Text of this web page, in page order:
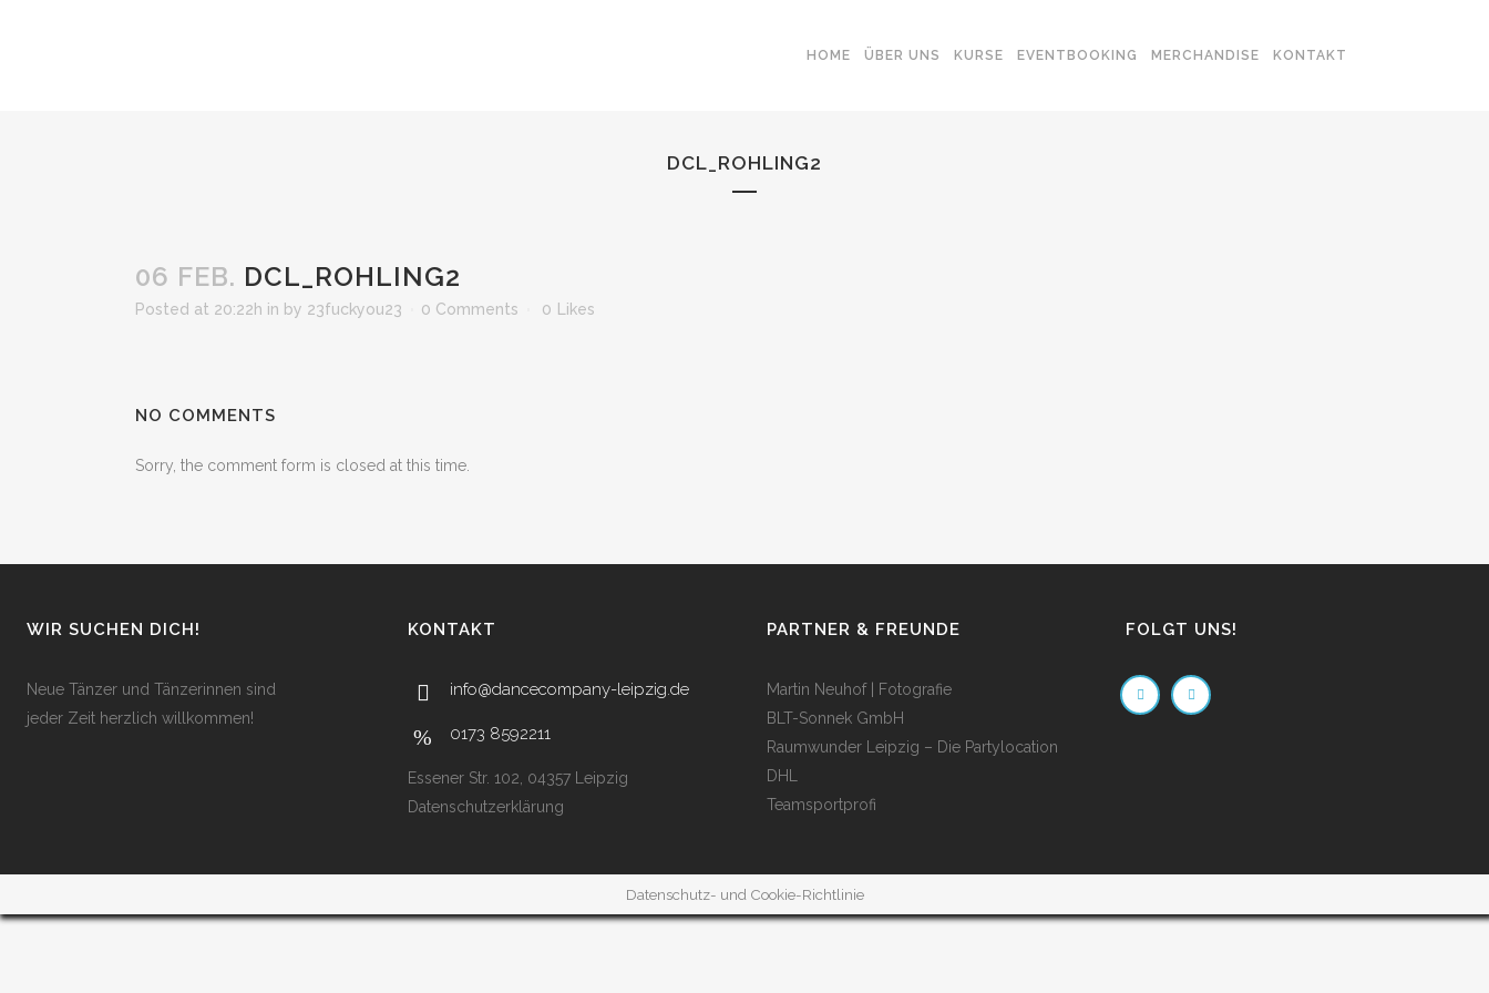
HOME ÜBER UNS KURSE EVENTBOOKING MERCHANDISE KONTAKT
DCL_ROHLING2
06 FEB. DCL_ROHLING2
Posted at 20:22h in by 23fuckyou23 0 Comments 0 Likes
NO COMMENTS
Sorry, the comment form is closed at this time.
WIR SUCHEN DICH!
Neue Tänzer und Tänzerinnen sind
jeder Zeit herzlich willkommen!
KONTAKT
info@dancecompany-leipzig.de
0173 8592211
Essener Str. 102, 04357 Leipzig
Datenschutzerklärung
PARTNER & FREUNDE
Martin Neuhof | Fotografie
BLT-Sonnek GmbH
Raumwunder Leipzig – Die Partylocation
DHL
Teamsportprofi
FOLGT UNS!
Datenschutz- und Cookie-Richtlinie